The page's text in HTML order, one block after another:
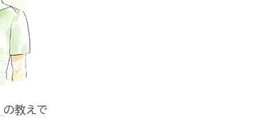
の教えで